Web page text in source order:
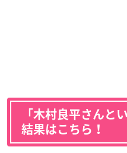
「木村良平さんと
結果はこちら！